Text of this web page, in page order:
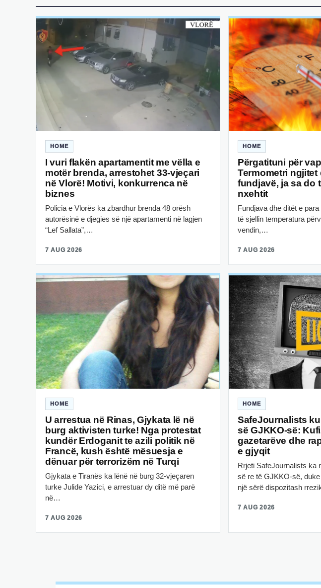
HOME
I vuri flakën apartamentit me vëlla e
motër brenda, arrestohet 33-vjeçari
në Vlorë! Motivi, konkurrenca në
biznes
Policia e Vlorës ka zbardhur brenda 48 orësh
autorësinë e djegies së një apartamenti në lagjen
“Lef Sallata”,…
7 AUG 2026
HOME
Përgatituni për
Termometri ngjitet
fundjavë, ja sa do
nxehtit
Fundjava dhe ditët e
të sjellin temperatura
vendin,…
7 AUG 2026
HOME
U arrestua në Rinas, Gjykata lë në
burg aktivisten turke! Nga protestat
kundër Erdoganit te azili politik në
Francë, kush është mësuesja e
dënuar për terrorizëm në Turqi
Gjykata e Tiranës ka lënë në burg 32-vjeçaren
turke Julide Yazici, e arrestuar dy ditë më parë
në…
7 AUG 2026
HOME
SafeJournalists
së GJKKO-së:
gazetarëve dhe
e gjyqit
Rrjeti SafeJournalists ka
së re të GJKKO-së,
një sërë dispozitash
7 AUG 2026